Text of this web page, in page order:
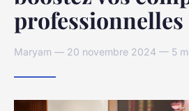
professionnelles
Maryam — 20 novembre 2024 — 5